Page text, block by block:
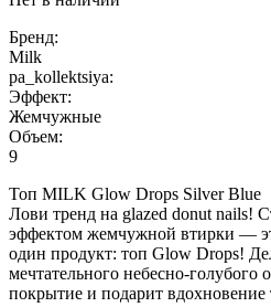
Бренд:
Milk
pa_kollektsiya:
Эффект:
Жемчужные
Объем:
9
Топ MILK Glow Drops Silver Blue
Лови тренд на glazed donut nails!
эффектом жемчужной втирки —
один продукт: топ Glow Drops!
мечтательного небесно-голубого
покрытие и подарит вдохновение